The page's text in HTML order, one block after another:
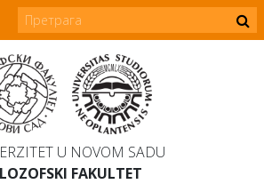
U NOVOM SADU
FAKULTET